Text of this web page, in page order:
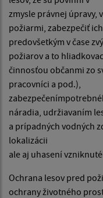
zmysle právnej úpravy,
požiarmi, zabezpečiť
predovšetkým v čase
požiarov a to
činnosťou občanmi zo
pracovníci a pod.),
náradia, udržiavaním
a prípadných vodných
lokalizácii
ale aj uhasení
Ochrana lesov pred
ochrany životného